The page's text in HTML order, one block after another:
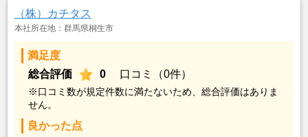
も空き家の状態で不動産を残しておけないと考えて売却
を決めた。
（株）カチタス
本社所在地：群馬県桐生市
満足度
総合評価
0 口コミ（0件）
※口コミ数が規定件数に満たないため、総合評価はありま
せん。
良かった点